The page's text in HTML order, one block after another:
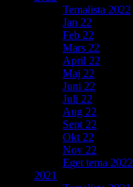
Temalista 2022
Jan 22
Feb 22
Mars 22
April 22
Maj 22
Juni 22
Juli 22
Aug 22
Sept 22
Okt 22
Nov 22
Eget tema 2022
2021